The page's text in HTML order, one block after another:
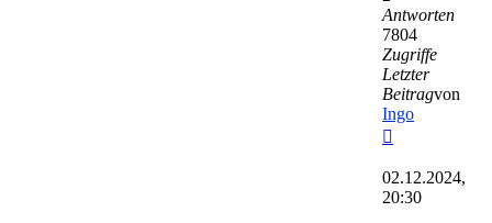
Antworten
7804
Zugriffe
Letzter
Beitragvon
Ingo
Beitrag
02.12.2024,
20:30